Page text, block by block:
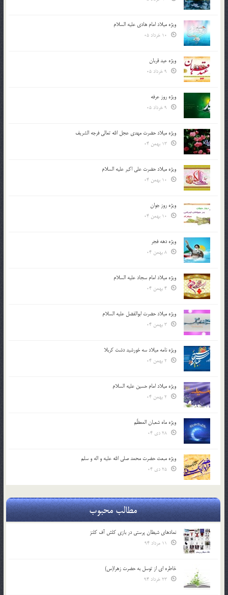
ویژه میلاد امام هادی علیه السلام
ویژه عید قربان
ویژه روز عرفه
ویژه میلاد حضرت مهدی عجل الله تعالی فرجه الشريف
ویژه میلاد حضرت علی اکبر علیه السلام
ویژه روز جوان
ویژه دهه فجر
ویژه میلاد امام سجاد علیه السلام
ویژه میلاد حضرت ابوالفضل علیه السلام
ویژه نامه میلاد سه خورشید دشت کربلا
ویژه میلاد امام حسین علیه السلام
ویژه ماه شعبان المعظّم
ویژه مبعث حضرت محمد صلی الله علیه و اله و سلم
مطالب محبوب
نمادهای شیطان پرستی در بازی کلش آف کلنز
خاطره ای از توسل به حضرت زهرا(س)